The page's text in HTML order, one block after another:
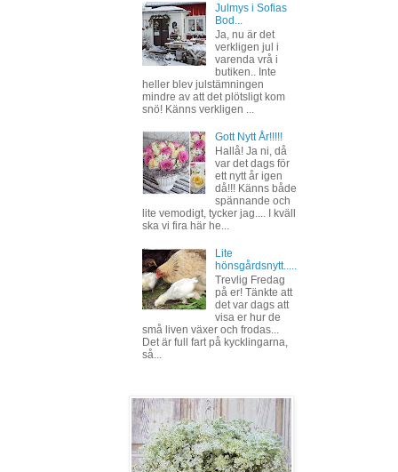
Julmys i Sofias
Bod...
Ja, nu är det
verkligen jul i
varenda vrå i
butiken.. Inte
heller blev julstämningen
mindre av att det plötsligt kom
snö! Känns verkligen ...
Gott Nytt År!!!!!
Hallå! Ja ni, då
var det dags för
ett nytt år igen
då!!! Känns både
spännande och
lite vemodigt, tycker jag.... I kväll
ska vi fira här he...
Lite
hönsgårdsnytt.....
Trevlig Fredag
på er! Tänkte att
det var dags att
visa er hur de
små liven växer och frodas...
Det är full fart på kycklingarna,
så...